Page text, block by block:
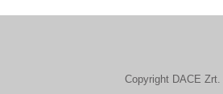
Copyright DACE Zrt.